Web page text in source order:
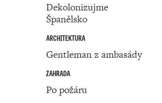
Dekolonizujme
Španělsko
ARCHITEKTURA
Gentleman z ambasády
ZAHRADA
Po požáru